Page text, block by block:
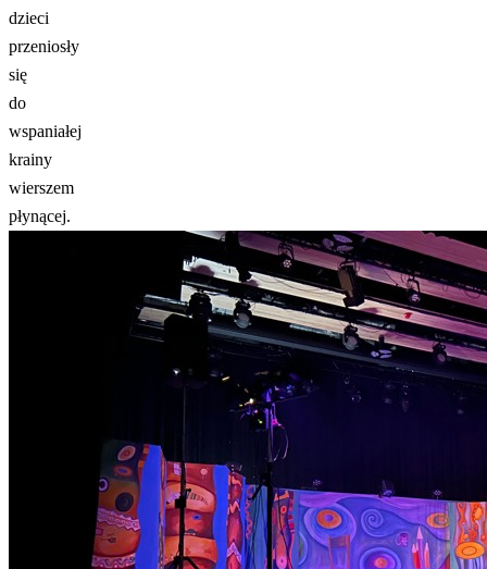
dzieci
przeniosły
się
do
wspaniałej
krainy
wierszem
płynącej.